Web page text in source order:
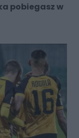
pobiegasz w